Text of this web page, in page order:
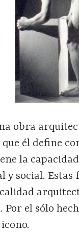
obra
él define
la
y social.
el sólo